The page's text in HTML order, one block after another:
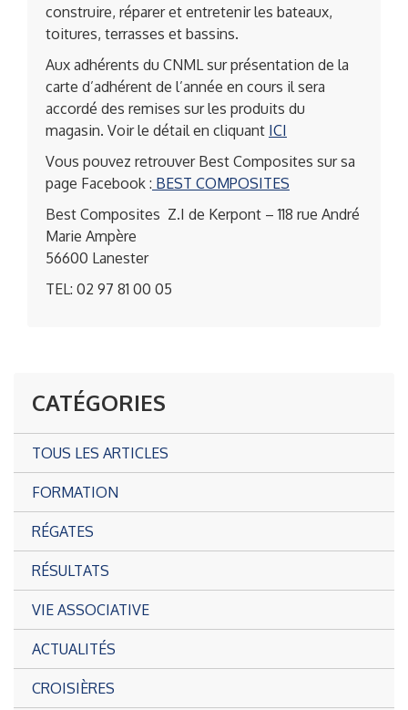
construire, réparer et entretenir les bateaux,
toitures, terrasses et bassins.
Aux adhérents du CNML sur présentation de la
carte d’adhérent de l’année en cours il sera
accordé des remises sur les produits du
magasin. Voir le détail en cliquant ICI
Vous pouvez retrouver Best Composites sur sa
page Facebook : BEST COMPOSITES
Best Composites Z.I de Kerpont – 118 rue André
Marie Ampère
56600 Lanester
TEL: 02 97 81 00 05
CATÉGORIES
TOUS LES ARTICLES
FORMATION
RÉGATES
RÉSULTATS
VIE ASSOCIATIVE
ACTUALITÉS
CROISIÈRES